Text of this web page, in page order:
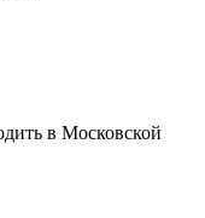
в Московской